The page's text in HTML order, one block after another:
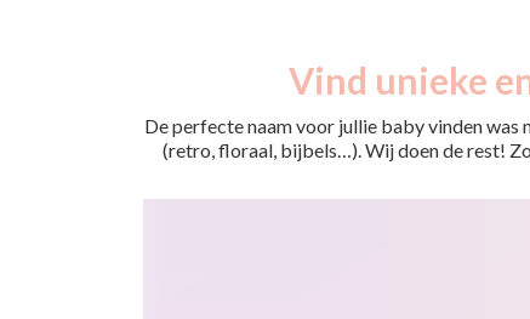
Vind unieke
De perfecte naam voor jullie baby vinden
(retro, floraal, bijbels…). Wij doen de rest!